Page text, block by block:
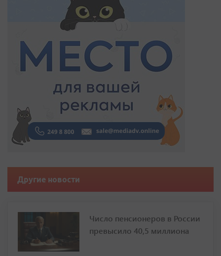
Другие новости
Число пенсионеров в России
превысило 40,5 миллиона